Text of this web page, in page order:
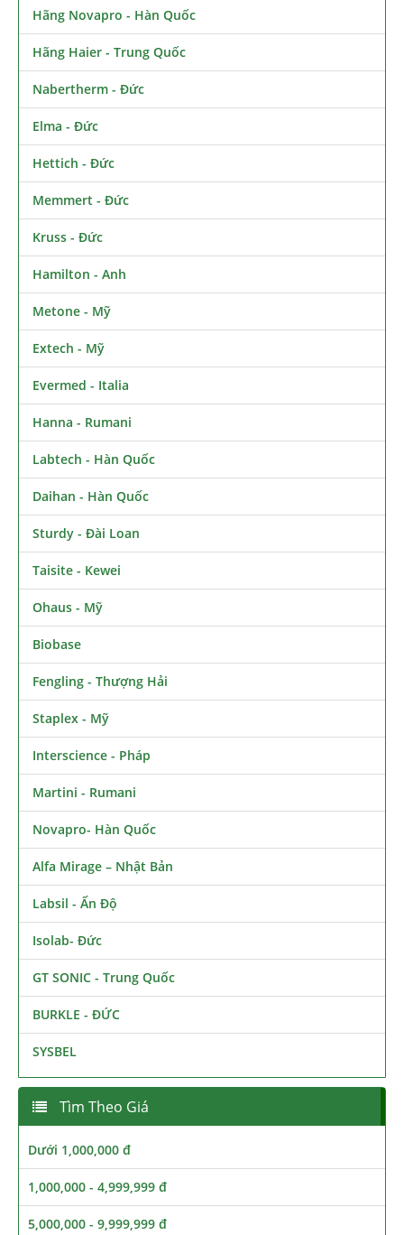
Hãng Novapro - Hàn Quốc
Hãng Haier - Trung Quốc
Nabertherm - Đức
Elma - Đức
Hettich - Đức
Memmert - Đức
Kruss - Đức
Hamilton - Anh
Metone - Mỹ
Extech - Mỹ
Evermed - Italia
Hanna - Rumani
Labtech - Hàn Quốc
Daihan - Hàn Quốc
Sturdy - Đài Loan
Taisite - Kewei
Ohaus - Mỹ
Biobase
Fengling - Thượng Hải
Staplex - Mỹ
Interscience - Pháp
Martini - Rumani
Novapro- Hàn Quốc
Alfa Mirage – Nhật Bản
Labsil - Ấn Độ
Isolab- Đức
GT SONIC - Trung Quốc
BURKLE - ĐỨC
SYSBEL
Tìm Theo Giá
Dưới 1,000,000 đ
1,000,000 - 4,999,999 đ
5,000,000 - 9,999,999 đ